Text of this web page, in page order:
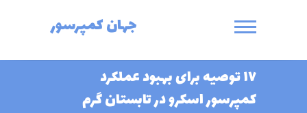
جهان کمپرسور
۱۷ توصیه برای بهبود عملکرد
کمپرسور اسکرو در تابستان گرم